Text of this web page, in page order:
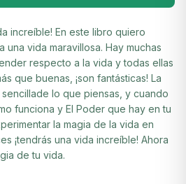
increíble! En este libro quiero
una vida maravillosa. Hay muchas
respecto a la vida y todas ellas
que buenas, ¡son fantásticas! La
lo que piensas, y cuando
funciona y El Poder que hay en tu
la magia de la vida en
¡tendrás una vida increíble! Ahora
de tu vida.